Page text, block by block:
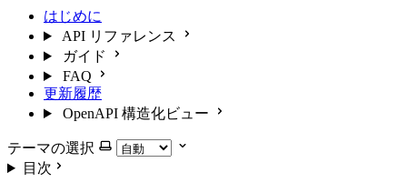
はじめに
API リファレンス
ガイド
FAQ
更新履歴
OpenAPI 構造化ビュー
テーマの選択
目次